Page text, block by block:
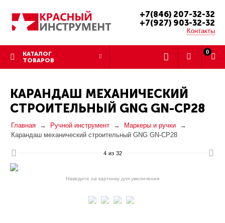
+7(846) 207-32-32
+7(927) 903-32-32
Контакты
КАТАЛОГ
ТОВАРОВ
0
КАРАНДАШ МЕХАНИЧЕСКИЙ
СТРОИТЕЛЬНЫЙ GNG GN-CP28
Главная Ручной инструмент
Маркеры и ручки
Карандаш механический строительный GNG GN-CP28
4 из 32
Наведите на картинку для увеличения